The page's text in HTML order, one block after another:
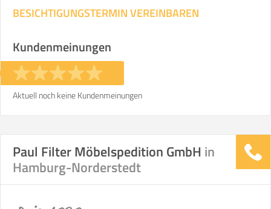
BESICHTIGUNGSTERMIN VEREINBAREN
Kundenmeinungen
Aktuell noch keine Kundenmeinungen
Paul Filter Möbelspedition GmbH in
Hamburg-Norderstedt